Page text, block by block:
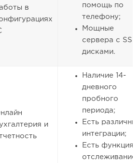
в
помощь по
телефону;
Мощные
сервера с
дисками.
и
Наличие 14-
дневного
пробного
периода;
Есть
интеграции;
Есть функция
отслеживание